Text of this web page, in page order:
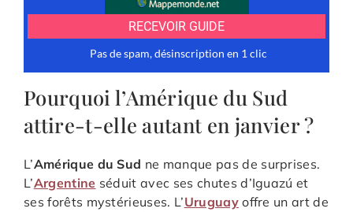
Pourquoi l’Amérique du Sud
attire-t-elle autant en janvier ?
L’Amérique du Sud ne manque pas de surprises.
L’Argentine séduit avec ses chutes d’Iguazú et
ses forêts mystérieuses. L’Uruguayoffre un art de